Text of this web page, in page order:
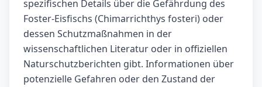
spezifischen Details über die Gefährdung des
Foster-Eisfischs (Chimarrichthys fosteri) oder
dessen Schutzmaßnahmen in der
wissenschaftlichen Literatur oder in offiziellen
Naturschutzberichten gibt. Informationen über
potenzielle Gefahren oder den Zustand der